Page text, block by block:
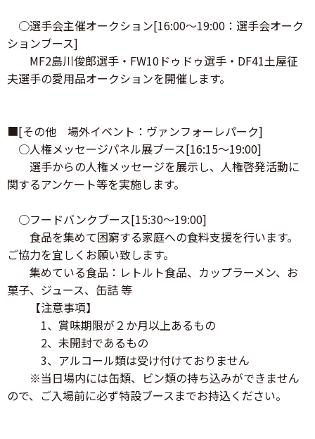
○選手会主催オークション[16:00～19:00：選手会オーク
ションブース]
MF2島川俊郎選手・FW10ドゥドゥ選手・DF41土屋征
夫選手の愛用品オークションを開催します。
■[その他 場外イベント：ヴァンフォーレパーク]
○人権メッセージパネル展ブース[16:15～19:00]
選手からの人権メッセージを展示し、人権啓発活動に
関するアンケート等を実施します。
○フードバンクブース[15:30～19:00]
食品を集めて困窮する家庭への食料支援を行います。
ご協力を宜しくお願い致します。
集めている食品：レトルト食品、カップラーメン、お
菓子、ジュース、缶詰 等
【注意事項】
1、賞味期限が２か月以上あるもの
2、未開封であるもの
3、アルコール類は受け付けておりません
※当日場内には缶類、ビン類の持ち込みができません
ので、ご入場前に必ず特設ブースまでお持込ください。